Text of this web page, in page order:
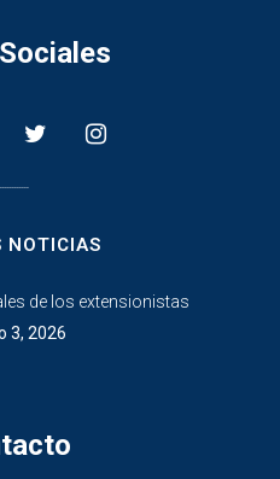
NOTICIAS
de los extensionistas
3, 2026